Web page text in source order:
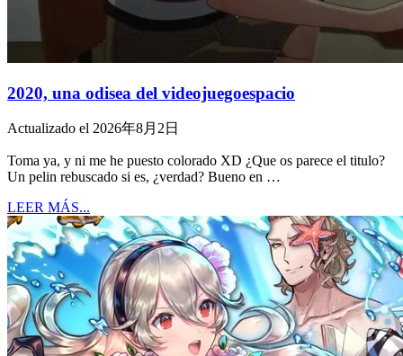
2020, una odisea del videojuegoespacio
Actualizado el 2026年8月2日
Toma ya, y ni me he puesto colorado XD ¿Que os parece el titulo?
Un pelin rebuscado si es, ¿verdad? Bueno en …
LEER MÁS...